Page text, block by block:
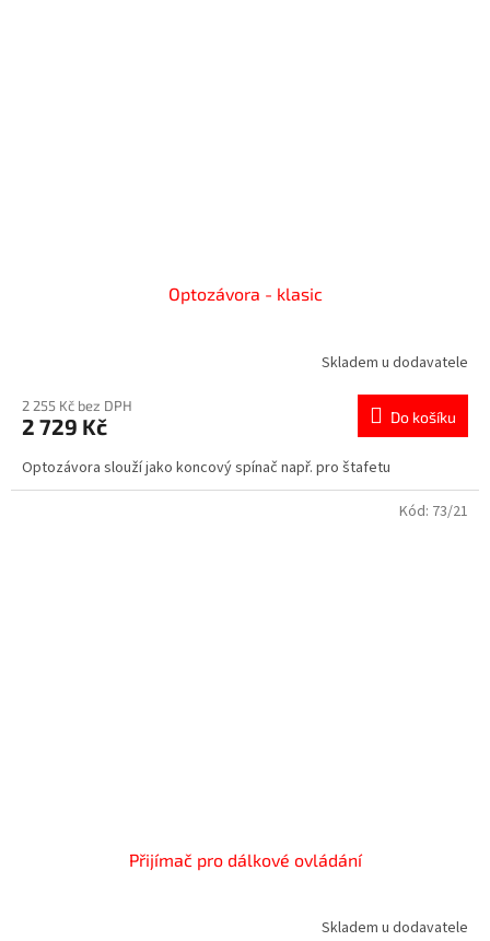
Optozávora - klasic
Skladem u dodavatele
2 255 Kč bez DPH
2 729 Kč Do košíku
Optozávora slouží jako koncový spínač např. pro štafetu
Přijímač pro dálkové ovládání
Skladem u dodavatele
Kód: 73/21